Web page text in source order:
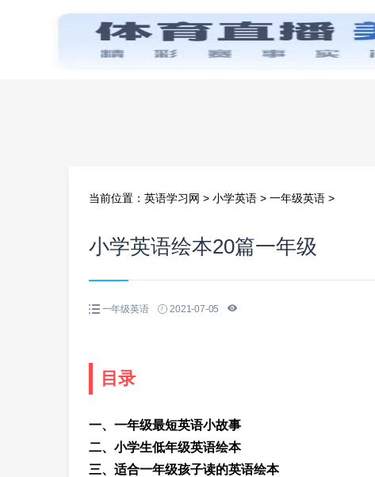
首页
当前位置： 英语学习网 > 小学英语 > 一年级英语 >
小学英语绘本20篇一年级
一年级英语 2021-07-05
目录
一、一年级最短英语小故事
二、小学生低年级英语绘本
三、适合一年级孩子读的英语绘本